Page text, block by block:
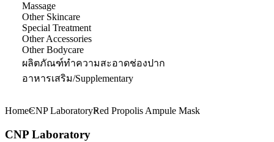
Massage
Other Skincare
Special Treatment
Other Accessories
Other Bodycare
ผลิตภัณฑ์ทำความสะอาดช่องปาก
อาหารเสริม/Supplementary
HomeCNP LaboratoryRed Propolis Ampule Mask
CNP Laboratory